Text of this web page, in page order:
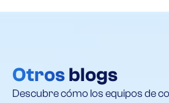
Otrosblogs
Descubre cómo los equipos de